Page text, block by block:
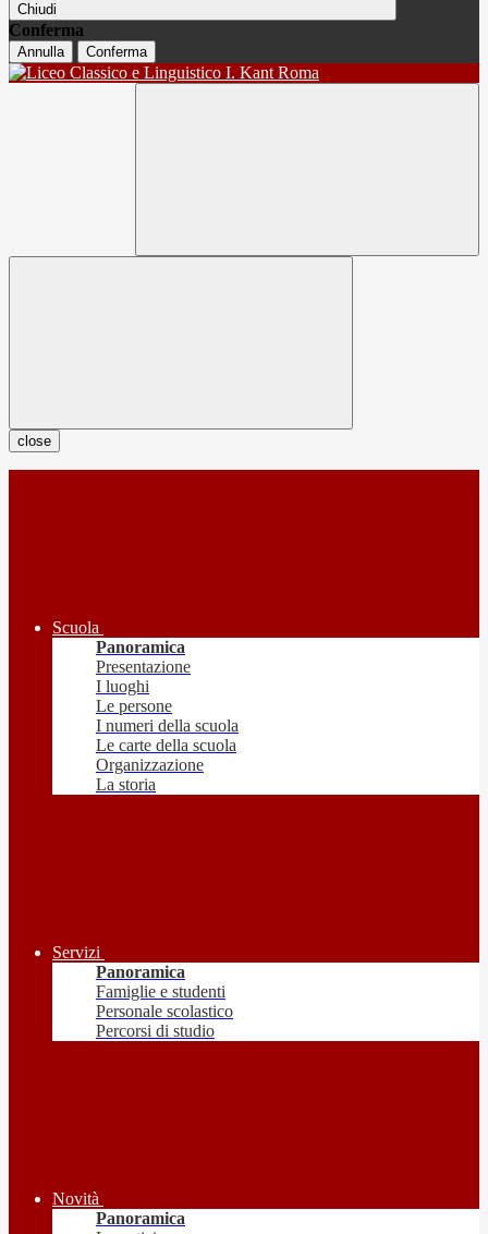
Chiudi
Conferma
Annulla Conferma
close
Scuola
Panoramica
Presentazione
I luoghi
Le persone
I numeri della scuola
Le carte della scuola
Organizzazione
La storia
Servizi
Panoramica
Famiglie e studenti
Personale scolastico
Percorsi di studio
Novità
Panoramica